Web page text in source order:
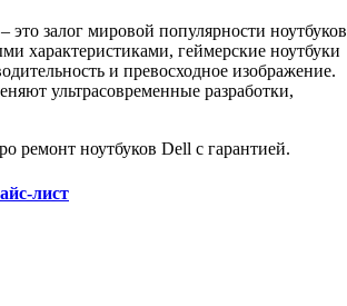
залог мировой популярности ноутбуков
характеристиками, геймерские ноутбуки
и превосходное изображение.
ультрасовременные разработки,
ремонт ноутбуков Dell с гарантией.
лист